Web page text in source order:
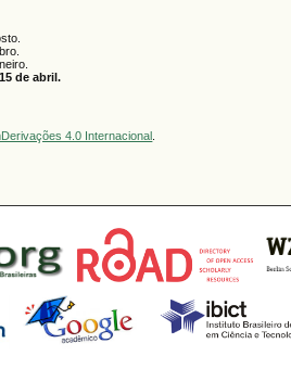
de abril.
4.0 Internacional